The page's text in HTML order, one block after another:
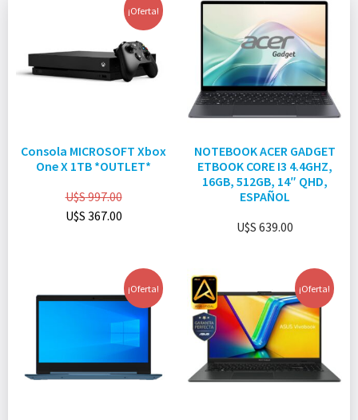
¡Oferta!
Consola MICROSOFT Xbox
One X 1TB *OUTLET*
U$S997.00
U$S 367.00
NOTEBOOK ACER GADGET
ETBOOK CORE I3 4.4GHZ,
16GB, 512GB, 14″ QHD,
ESPAÑOL
U$S 639.00
¡Oferta! ¡Oferta!